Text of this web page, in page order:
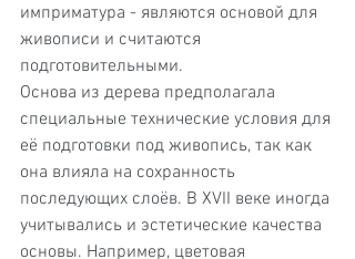
имприматура - являются основой для
живописи и считаются
подготовительными.
Основа из дерева предполагала
специальные технические условия для
её подготовки под живопись, так как
она влияла на сохранность
последующих слоёв. В XVII веке иногда
учитывались и эстетические качества
основы. Например, цветовая